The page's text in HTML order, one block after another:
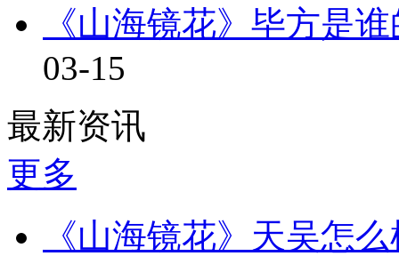
《山海镜花》毕方是
03-15
最新资讯
更多
《山海镜花》天吴怎